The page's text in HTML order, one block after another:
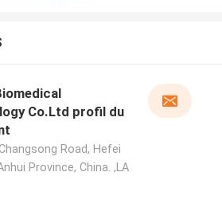
Co.Ltd profil du
Road, Hefei
Province, China. ,LA